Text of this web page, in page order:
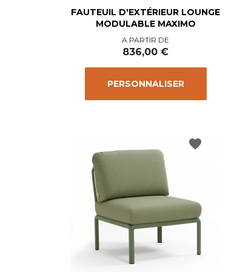
FAUTEUIL D'EXTÉRIEUR LOUNGE
MODULABLE MAXIMO
Prix
A PARTIR DE
836,00 €
PERSONNALISER
favorite